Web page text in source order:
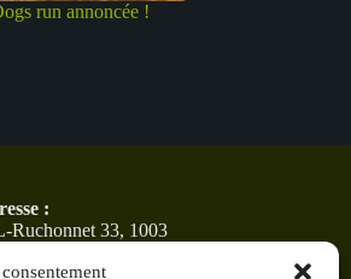
run annoncée !
:
Ruchonnet 33, 1003